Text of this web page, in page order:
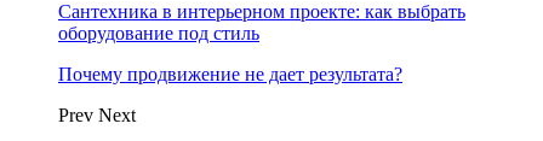
Сантехника в интерьерном проекте: как выбрать
оборудование под стиль
Почему продвижение не дает результата?
Prev Next